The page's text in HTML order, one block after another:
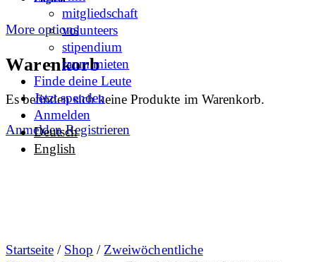
More options
Warenkorb
Es befinden sich keine Produkte im Warenkorb.
Anmelden Registrieren
mitgliedschaft
volunteers
stipendium
raum mieten
Finde deine Leute
Jetzt spenden
Anmelden
Deutsch
English
Startseite / Shop / Zweiwöchentliche